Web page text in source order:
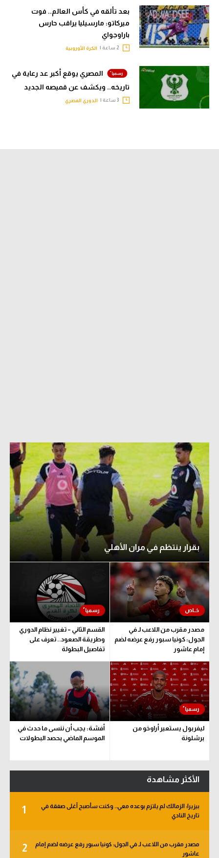
بعد تألقه في كأس العالم.. فوت
ميركاتو: مارسيليا يراقب حارس
باراوجواي
الكرة الأوروبية
المصري يوقع أكبر عد رعاية في
تاريخه.. ويكشف عن قميصه الجديد
الدوري المصري
بقرار ينتظم في مران الأهلي
مصدر مقرب من اللاعب لـ في
الجول: كونيا سبور رفع عرضه لضم
إمام عاشور
القسم الثاني – تغيير نظام الدوري
وطريقة الصعود.. تعرف على
تفاصيل البطولة
ليفربول يستعير أراوخو من
برشلونة
أفشة: يجب أن ننسى ما حدث في
الموسم الماضي بحصد البطولات
الأكثر مشاهدة
1
بيزيرا: الزمالك لم يلتزم بوعده معي.. وكنت سأصبح أغلى صفقة في
تاريخ النادي
2
مصدر مقرب من اللاعب لـ في الجول: كونيا سبور رفع عرضه لضم إمام
عاشور